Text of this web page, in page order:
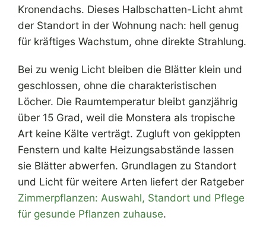
Kronendachs. Dieses Halbschatten-Licht ahmt
der Standort in der Wohnung nach: hell genug
für kräftiges Wachstum, ohne direkte Strahlung.
Bei zu wenig Licht bleiben die Blätter klein und
geschlossen, ohne die charakteristischen
Löcher. Die Raumtemperatur bleibt ganzjährig
über 15 Grad, weil die Monstera als tropische
Art keine Kälte verträgt. Zugluft von gekippten
Fenstern und kalte Heizungsabstände lassen
sie Blätter abwerfen. Grundlagen zu Standort
und Licht für weitere Arten liefert der Ratgeber
Zimmerpflanzen: Auswahl, Standort und Pflege
für gesunde Pflanzen zuhause.